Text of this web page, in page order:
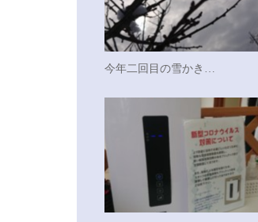
今年二回目の雪かき…